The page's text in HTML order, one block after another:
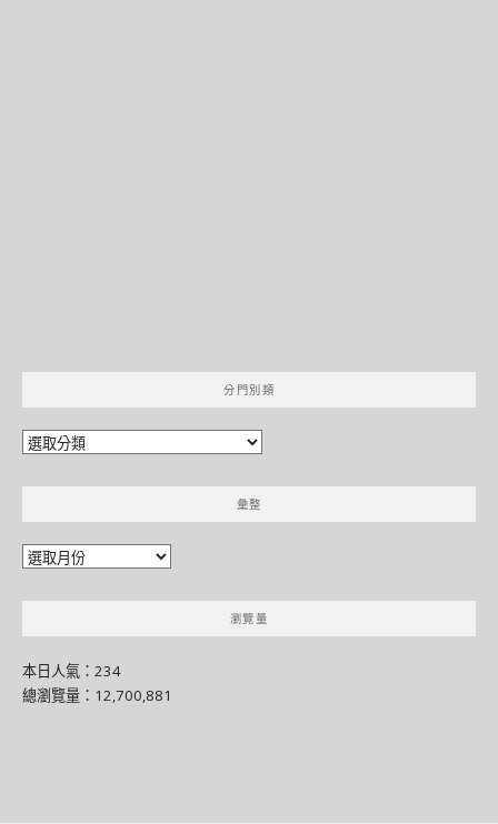
分門別類
分
別
彙整
彙
瀏覽量
本日人氣：234
總瀏覽量：12,700,881